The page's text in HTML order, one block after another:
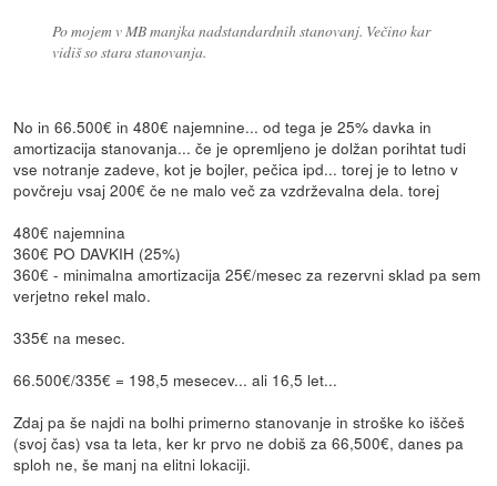
Po mojem v MB manjka nadstandardnih stanovanj. Večino kar
vidiš so stara stanovanja.
No in 66.500€ in 480€ najemnine... od tega je 25% davka in
amortizacija stanovanja... če je opremljeno je dolžan porihtat tudi
vse notranje zadeve, kot je bojler, pečica ipd... torej je to letno v
povčreju vsaj 200€ če ne malo več za vzdrževalna dela. torej
480€ najemnina
360€ PO DAVKIH (25%)
360€ - minimalna amortizacija 25€/mesec za rezervni sklad pa sem
verjetno rekel malo.
335€ na mesec.
66.500€/335€ = 198,5 mesecev... ali 16,5 let...
Zdaj pa še najdi na bolhi primerno stanovanje in stroške ko iščeš
(svoj čas) vsa ta leta, ker kr prvo ne dobiš za 66,500€, danes pa
sploh ne, še manj na elitni lokaciji.